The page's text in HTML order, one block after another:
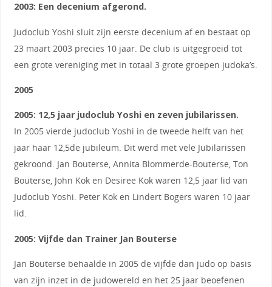
2003: Een decenium afgerond.
Judoclub Yoshi sluit zijn eerste decenium af en bestaat op
23 maart 2003 precies 10 jaar. De club is uitgegroeid tot
een grote vereniging met in totaal 3 grote groepen judoka’s.
2005
2005: 12,5 jaar judoclub Yoshi en zeven jubilarissen.
In 2005 vierde judoclub Yoshi in de tweede helft van het
jaar haar 12,5de jubileum. Dit werd met vele Jubilarissen
gekroond. Jan Bouterse, Annita Blommerde-Bouterse, Ton
Bouterse, John Kok en Desiree Kok waren 12,5 jaar lid van
Judoclub Yoshi. Peter Kok en Lindert Bogers waren 10 jaar
lid.
2005: Vijfde dan Trainer Jan Bouterse
Jan Bouterse behaalde in 2005 de vijfde dan judo op basis
van zijn inzet in de judowereld en het 25 jaar beoefenen